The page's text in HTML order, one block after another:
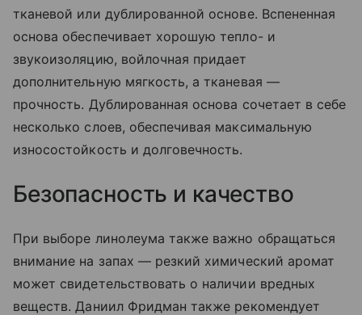
тканевой или дублированной основе. Вспененная
основа обеспечивает хорошую тепло- и
звукоизоляцию, войлочная придает
дополнительную мягкость, а тканевая —
прочность. Дублированная основа сочетает в себе
несколько слоев, обеспечивая максимальную
износостойкость и долговечность.
Безопасность и качество
При выборе линолеума также важно обращаться
внимание на запах — резкий химический аромат
может свидетельствовать о наличии вредных
веществ. Даниил Фридман также рекомендует